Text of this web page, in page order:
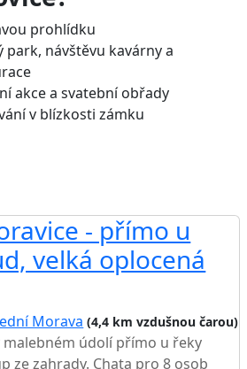
prohlídku
park, návštěvu kavárny a
akce a svatební obřady
v blízkosti zámku
- přímo u
velká oplocená
Morava (4,4 km vzdušnou čarou)
údolí přímo u řeky
ze zahrady. Chata pro 8 osob